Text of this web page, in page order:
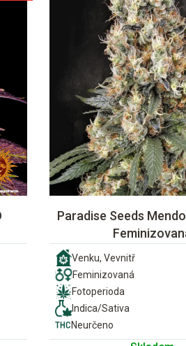
Paradise Seeds
Venku, Vevnitř
Feminizovaná
Fotoperioda
Indica/Sativa
Neurčeno